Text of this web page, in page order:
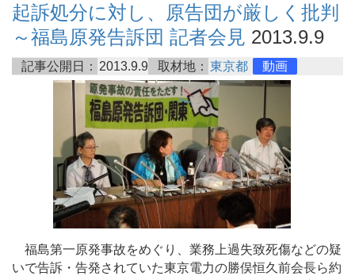
起訴処分に対し、原告団が厳しく批判
～福島原発告訴団 記者会見 2013.9.9
記事公開日： 2013.9.9 取材地： 東京都 動画
福島第一原発事故をめぐり、業務上過失致死傷などの疑
いで告訴・告発されていた東京電力の勝俣恒久前会長ら約